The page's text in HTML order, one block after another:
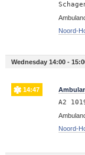
Noord-
Wednesday 14:00 -
14:47
A2
Noord-